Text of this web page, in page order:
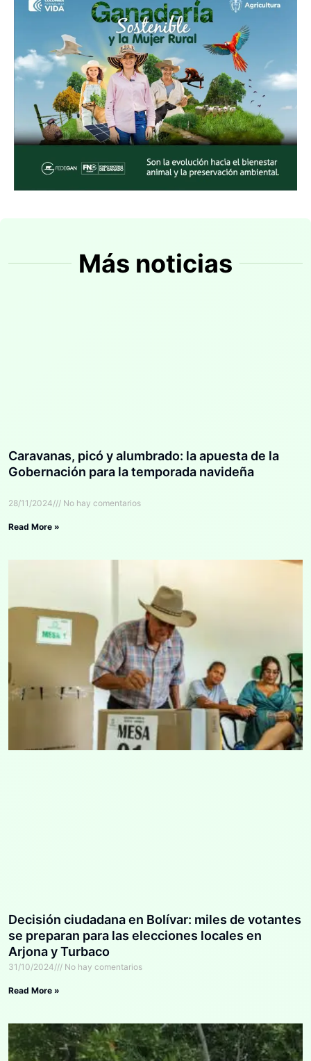
Más noticias
Caravanas, picó y alumbrado: la apuesta de la
Gobernación para la temporada navideña
28/11/2024 No hay comentarios
Read More »
Decisión ciudadana en Bolívar: miles de votantes
se preparan para las elecciones locales en
Arjona y Turbaco
31/10/2024 No hay comentarios
Read More »